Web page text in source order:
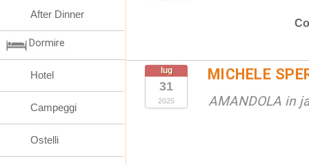
lug
31
2025
MICHELE
AMANDOLA in
After Dinner
Dormire
Hotel
Campeggi
Ostelli